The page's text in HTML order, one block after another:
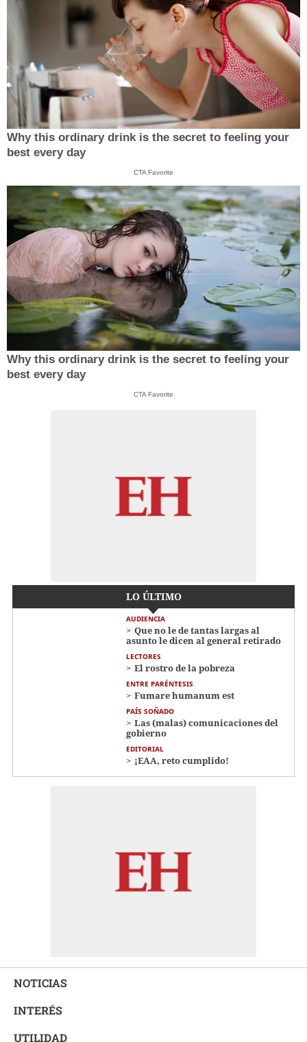
Why this ordinary drink is the secret to feeling your
best every day
CTA Favorite
Why this ordinary drink is the secret to feeling your
best every day
CTA Favorite
LO ÚLTIMO
AUDIENCIA
Que no le de tantas largas al
asunto le dicen al general retirado
LECTORES
El rostro de la pobreza
ENTRE PARÉNTESIS
Fumare humanum est
PAÍS SOÑADO
Las (malas) comunicaciones del
gobierno
EDITORIAL
¡EAA, reto cumplido!
NOTICIAS
INTERÉS
UTILIDAD